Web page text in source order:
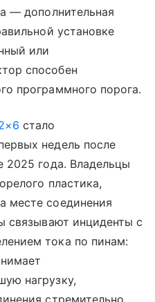
— дополнительная
установке
или
способен
программного порога.
стало
недель после
2025 года. Владельцы
пластика,
месте соединения
связывают инциденты с
тока по пинам:
нагрузку,
стремительно